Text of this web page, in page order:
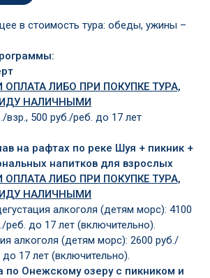
в стоимость тура: обеды, ужины –
ЛИБО ПРИ ПОКУПКЕ ТУРА,
НАЛИЧНЫМИ
взр., 500 руб./реб. до 17 лет
на рафтах по реке Шуя + пикник +
напитков для взрослых
ЛИБО ПРИ ПОКУПКЕ ТУРА,
НАЛИЧНЫМИ
алкоголя (детям морс): 4100
реб. до 17 лет (включительно).
алкоголя (детям морс): 2600 руб./
до 17 лет (включительно).
по Онежскому озеру с пикником и